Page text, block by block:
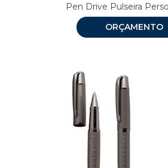
Pen Drive Pulseira
ORÇAMENTO